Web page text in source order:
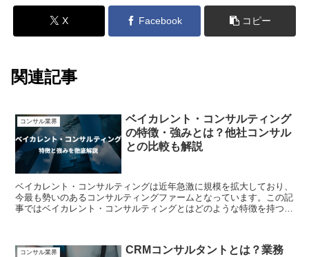
X Facebook コピー
関連記事
コンサル業界
ベイカレント・コンサルティング
の特徴・強みとは？他社コンサル
との比較も解説
ベイカレント・コンサルティングは近年急激に規模を拡大しており、
今最も勢いのあるコンサルティングファームとなっています。この記
事ではベイカレント・コンサルティングとはどのような特徴を持つ企
コンサル業界
CRMコンサルタントとは？業務